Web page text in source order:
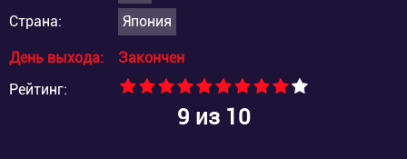
Страна:
Япония
День выхода:
Закончен
Рейтинг:
9 из 10